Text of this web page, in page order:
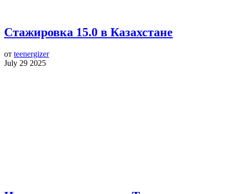
Стажировка 15.0 в Казахстане
от teenergizer
July 29 2025